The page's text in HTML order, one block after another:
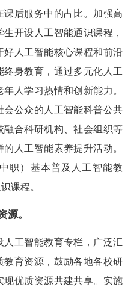
后服务中的占比。加强高
开设人工智能通识课程，
人工智能核心课程和前沿
身教育，通过多元化人工
人学习热情和创新能力。
公众的人工智能科普公共
融合科研机构、社会组织等
人工智能素养提升活动。
职）基本普及人工智能教
课程。
源。
工智能教育专栏，广泛汇
育资源，鼓励各地各校研
现优质资源共建共享。实施